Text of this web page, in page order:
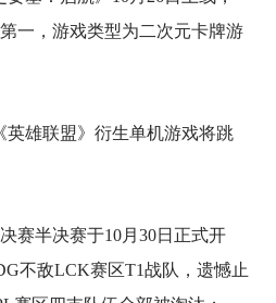
一，游戏类型为二次元卡牌游
英雄联盟》衍生单机游戏将跳
赛半决赛于10月30日正式开
不敌LCK赛区T1战队，遗憾止